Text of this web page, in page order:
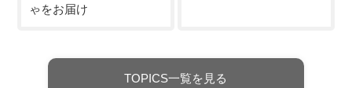
ゃをお届け
TOPICS一覧を見る